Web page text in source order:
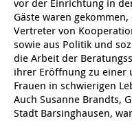
Ortsverein
Ortsverein
Ortsverein
Ortsverein
Ortsverein
Ortsverein
Familienzentrum
Familienzentrum
Hort
Familienzentrum
Familienzentrum
Life Kinetik
Yoga mit Baby
Yoga in der
Online Pflege- und
Helfende Hände
Pflege und Wohnen
Beratungsangebote
Jugendwohnen im
Ältere Menschen
Mehrsprachige
Migration
Berufssprachkurse
Menschen mit
Gäste waren
Vertreter von
sowie aus Politik und
die Arbeit der
ihrer Eröffnung zu einer
Frauen in schwierigen
Auch Susanne Brandts,
Stadt Barsinghausen,